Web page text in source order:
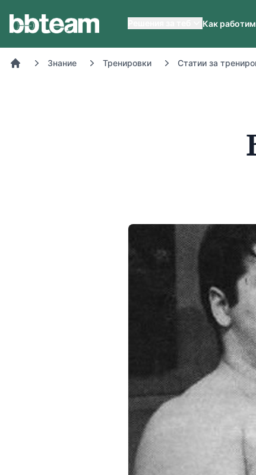
Как работим
Знание Тренировки Статии за